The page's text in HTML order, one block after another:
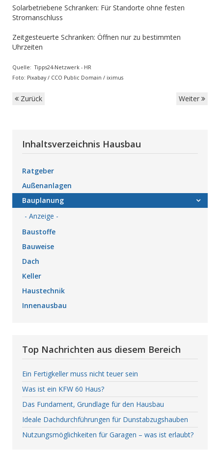
Solarbetriebene Schranken: Für Standorte ohne festen
Stromanschluss
Zeitgesteuerte Schranken: Öffnen nur zu bestimmten
Uhrzeiten
Quelle: Tipps24-Netzwerk - HR
Foto: Pixabay / CCO Public Domain / iximus
Zurück Weiter
Inhaltsverzeichnis Hausbau
Ratgeber
Außenanlagen
Bauplanung
- Anzeige -
Baustoffe
Bauweise
Dach
Keller
Haustechnik
Innenausbau
Top Nachrichten aus diesem Bereich
Ein Fertigkeller muss nicht teuer sein
Was ist ein KFW 60 Haus?
Das Fundament, Grundlage für den Hausbau
Ideale Dachdurchführungen für Dunstabzugshauben
Nutzungsmöglichkeiten für Garagen – was ist erlaubt?